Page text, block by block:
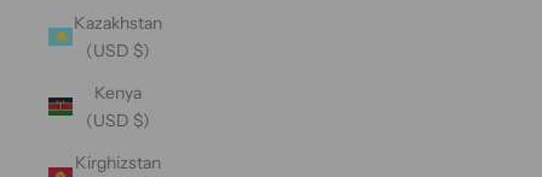
Kazakhstan
(USD $)
Kenya
(USD $)
Kirghizstan